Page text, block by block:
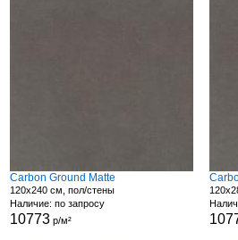
Carbon Ground Matte
120x240 см, пол/стены
Наличие: по запросу
10773р/м²